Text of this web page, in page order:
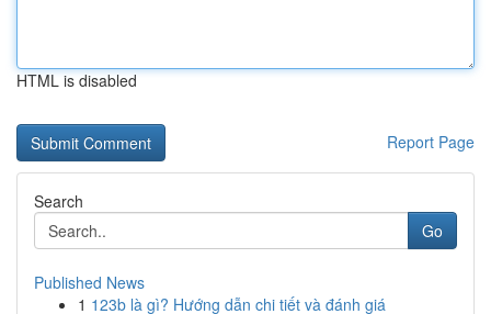
HTML is disabled
Report Page
Search
Go
Published News
1 123b là gì? Hướng dẫn chi tiết và đánh giá